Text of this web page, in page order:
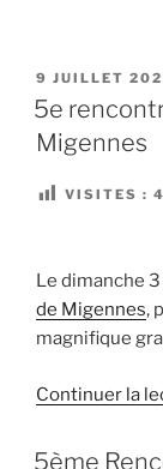
PUBLIÉ
LE
9 JUILLET
5e
Migennes
VISITES :
Le dimanche
de Migennes,
magnifique
Continuer la
5ème